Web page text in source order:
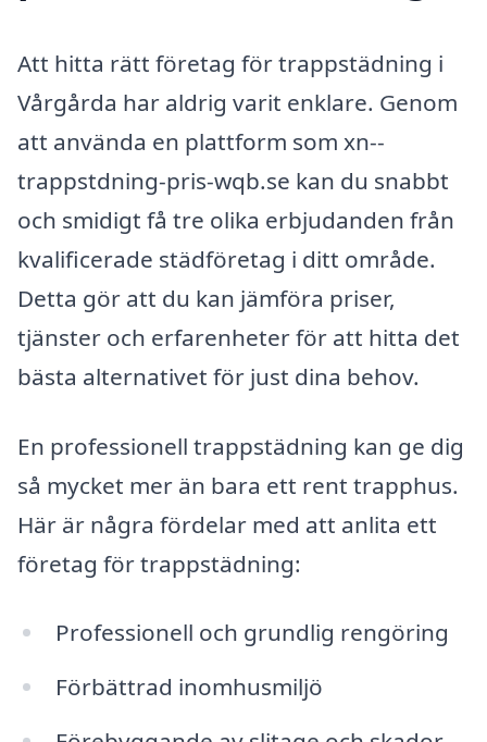
Att hitta rätt företag för trappstädning i
Vårgårda har aldrig varit enklare. Genom
att använda en plattform som xn--
trappstdning-pris-wqb.se kan du snabbt
och smidigt få tre olika erbjudanden från
kvalificerade städföretag i ditt område.
Detta gör att du kan jämföra priser,
tjänster och erfarenheter för att hitta det
bästa alternativet för just dina behov.
En professionell trappstädning kan ge dig
så mycket mer än bara ett rent trapphus.
Här är några fördelar med att anlita ett
företag för trappstädning:
Professionell och grundlig rengöring
Förbättrad inomhusmiljö